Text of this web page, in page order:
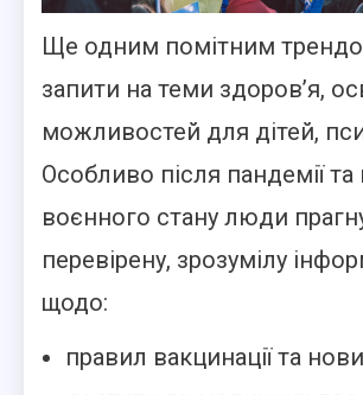
Ще одним помітним
запити на теми здоров’я,
можливостей для дітей,
Особливо після пандемії та
воєнного стану люди
перевірену, зрозумілу
щодо:
правил вакцинації та